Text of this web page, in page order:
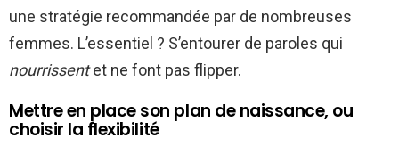
une stratégie recommandée par de nombreuses
femmes. L’essentiel ? S’entourer de paroles qui
nourrissentet ne font pas flipper.
Mettre en place son plan de naissance, ou
choisir la flexibilité